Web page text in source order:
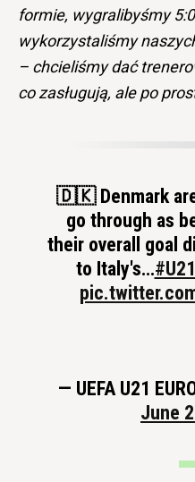
formie, wygralibyśmy
wykorzystaliśmy
– chcieliśmy dać
co zasługują, ale po
🇩🇰 Denmark
go through as
their overall goal
to Italy's…
— UEFA U21
June